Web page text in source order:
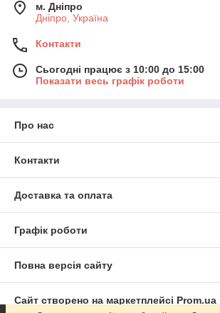
м. Дніпро
Дніпро, Україна
Контакти
Сьогодні працює з 10:00 до 15:00
Показати весь графік роботи
Про нас
Контакти
Доставка та оплата
Графік роботи
Повна версія сайту
Сайт створено на маркетплейсі Prom.ua